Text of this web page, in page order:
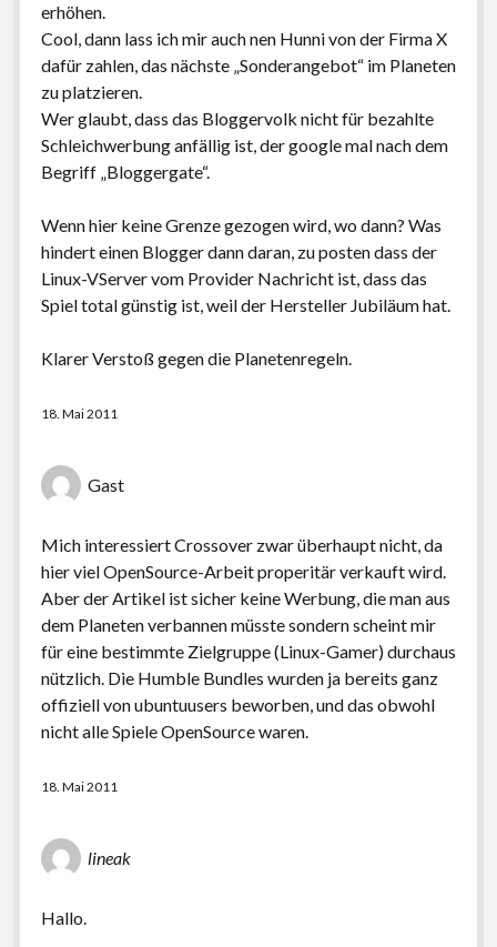
erhöhen.
Cool, dann lass ich mir auch nen Hunni von der Firma X
dafür zahlen, das nächste „Sonderangebot“ im Planeten
zu platzieren.
Wer glaubt, dass das Bloggervolk nicht für bezahlte
Schleichwerbung anfällig ist, der google mal nach dem
Begriff „Bloggergate“.
Wenn hier keine Grenze gezogen wird, wo dann? Was
hindert einen Blogger dann daran, zu posten dass der
Linux-VServer vom Provider Nachricht ist, dass das
Spiel total günstig ist, weil der Hersteller Jubiläum hat.
Klarer Verstoß gegen die Planetenregeln.
18. Mai 2011
Gast
Mich interessiert Crossover zwar überhaupt nicht, da
hier viel OpenSource-Arbeit properitär verkauft wird.
Aber der Artikel ist sicher keine Werbung, die man aus
dem Planeten verbannen müsste sondern scheint mir
für eine bestimmte Zielgruppe (Linux-Gamer) durchaus
nützlich. Die Humble Bundles wurden ja bereits ganz
offiziell von ubuntuusers beworben, und das obwohl
nicht alle Spiele OpenSource waren.
18. Mai 2011
lineak
Hallo.